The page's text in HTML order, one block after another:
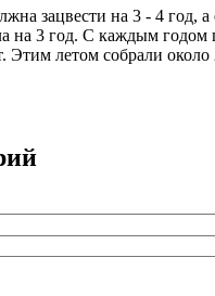
зацвести на 3 - 4 год, а
на 3 год. С каждым годом
Этим летом собрали около